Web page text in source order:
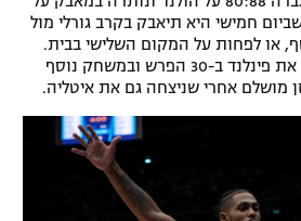
לבית עסק
חמישי היא תיאבק בקרב גורלי מול
או לפחות על המקום השלישי בבית.
עוד הערב, סרביה דרסה את פינלנד ב-30 הפרש ובמשחק נוסף
מושלם אחרי שניצחה גם את איטליה.